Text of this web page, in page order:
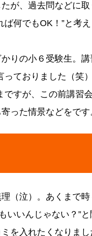
が、過去問などに
ば何でもOK！”と考
りの小６受験生。
っておりました（笑
ですが、この前講習
った情景などをです
（泣）。あくまで
いいんじゃない？”
を入れたくなりま